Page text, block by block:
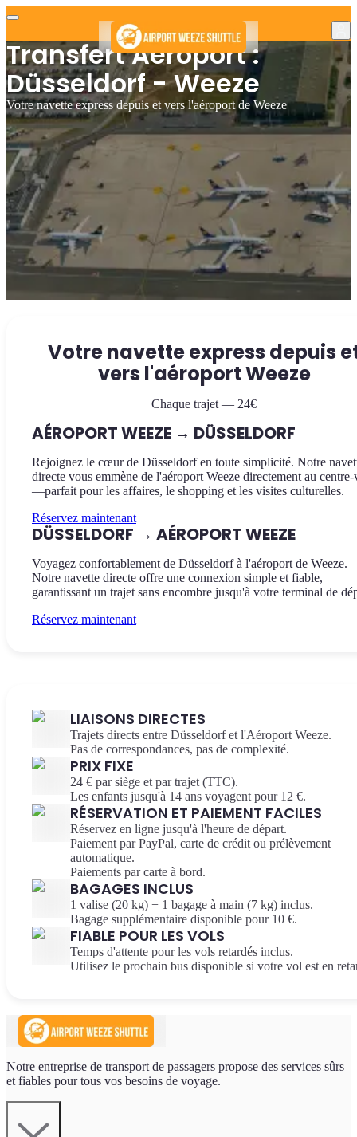
Transfert Aéroport :
Düsseldorf - Weeze
Votre navette express depuis et vers l'aéroport de Weeze
Votre navette express depuis
vers l'aéroport Weeze
Chaque trajet — 24€
AÉROPORT WEEZE → DÜSSELDORF
Rejoignez le cœur de Düsseldorf en toute simplicité. Notre
directe vous emmène de l'aéroport Weeze directement au
—parfait pour les affaires, le shopping et les visites culturelles.
Réservez maintenant
DÜSSELDORF → AÉROPORT WEEZE
Voyagez confortablement de Düsseldorf à l'aéroport de Weeze.
Notre navette directe offre une connexion simple et fiable,
garantissant un trajet sans encombre jusqu'à votre terminal de
Réservez maintenant
LIAISONS DIRECTES
Trajets directs entre Düsseldorf et l'Aéroport Weeze.
Pas de correspondances, pas de complexité.
PRIX FIXE
24 € par siège et par trajet (TTC).
Les enfants jusqu'à 14 ans voyagent pour 12 €.
RÉSERVATION ET PAIEMENT FACILES
Réservez en ligne jusqu'à l'heure de départ.
Paiement par PayPal, carte de crédit ou prélèvement
automatique.
Paiements par carte à bord.
BAGAGES INCLUS
1 valise (20 kg) + 1 bagage à main (7 kg) inclus.
Bagage supplémentaire disponible pour 10 €.
FIABLE POUR LES VOLS
Temps d'attente pour les vols retardés inclus.
Utilisez le prochain bus disponible si votre vol est en
Notre entreprise de transport de passagers propose des services sûrs
et fiables pour tous vos besoins de voyage.